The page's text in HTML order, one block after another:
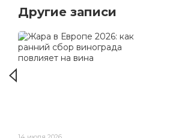
Другие записи